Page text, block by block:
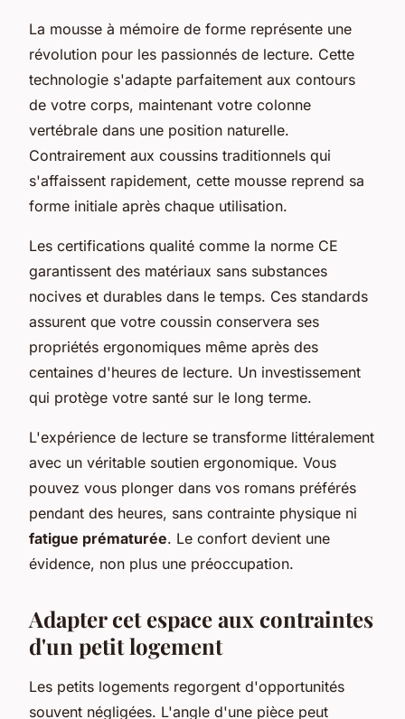
La mousse à mémoire de forme représente une
révolution pour les passionnés de lecture. Cette
technologie s'adapte parfaitement aux contours
de votre corps, maintenant votre colonne
vertébrale dans une position naturelle.
Contrairement aux coussins traditionnels qui
s'affaissent rapidement, cette mousse reprend sa
forme initiale après chaque utilisation.
Les certifications qualité comme la norme CE
garantissent des matériaux sans substances
nocives et durables dans le temps. Ces standards
assurent que votre coussin conservera ses
propriétés ergonomiques même après des
centaines d'heures de lecture. Un investissement
qui protège votre santé sur le long terme.
L'expérience de lecture se transforme littéralement
avec un véritable soutien ergonomique. Vous
pouvez vous plonger dans vos romans préférés
pendant des heures, sans contrainte physique ni
fatigue prématurée. Le confort devient une
évidence, non plus une préoccupation.
Adapter cet espace aux contraintes
d'un petit logement
Les petits logements regorgent d'opportunités
souvent négligées. L'angle d'une pièce peut